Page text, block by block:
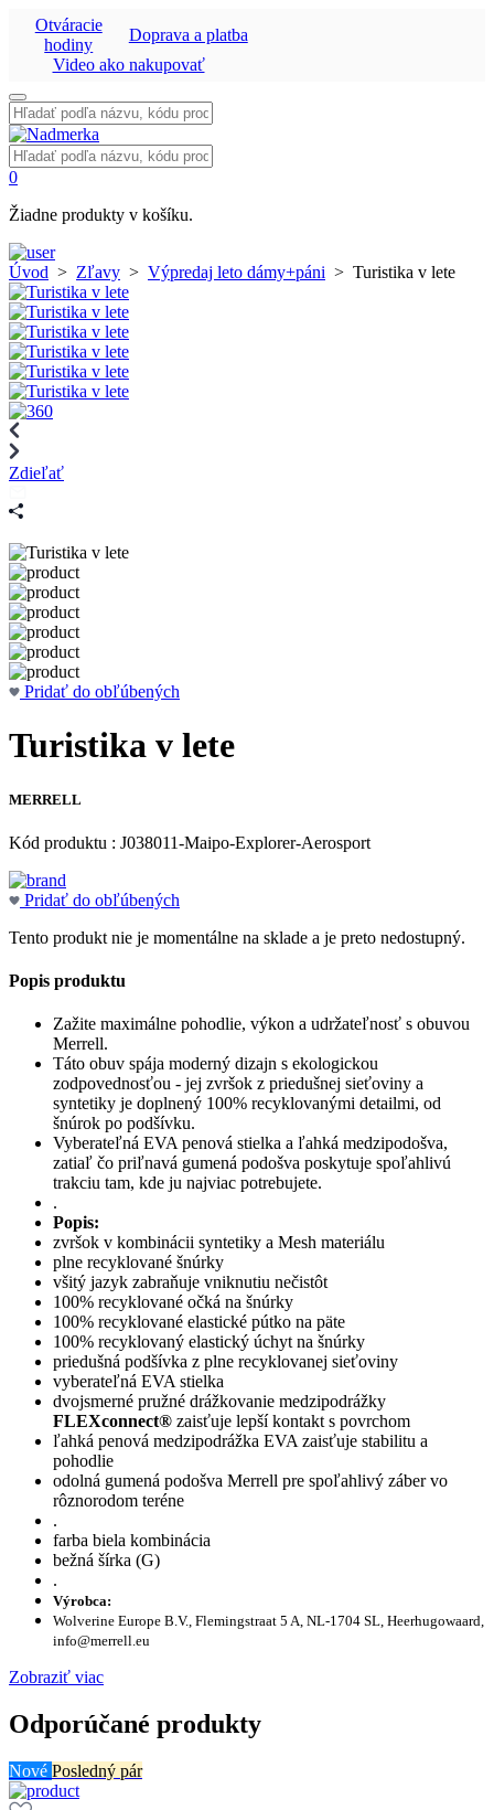
Otváracie
hodiny
Doprava a platba
Video ako nakupovať
Vyhľadať:
Vyhľadať:
0
Žiadne produkty v košíku.
Úvod > Zľavy > Výpredaj leto dámy+páni > Turistika v lete
Zdieľať
Pridať do obľúbených
Turistika v lete
MERRELL
Kód produktu : J038011-Maipo-Explorer-Aerosport
Pridať do obľúbených
Tento produkt nie je momentálne na sklade a je preto nedostupný.
Popis produktu
Zažite maximálne pohodlie, výkon a udržateľnosť s obuvou
Merrell.
Táto obuv spája moderný dizajn s ekologickou
zodpovednosťou - jej zvršok z priedušnej sieťoviny a
syntetiky je doplnený 100% recyklovanými detailmi, od
šnúrok po podšívku.
Vyberateľná EVA penová stielka a ľahká medzipodošva,
zatiaľ čo priľnavá gumená podošva poskytuje spoľahlivú
trakciu tam, kde ju najviac potrebujete.
.
Popis:
zvršok v kombinácii syntetiky a Mesh materiálu
plne recyklované šnúrky
všitý jazyk zabraňuje vniknutiu nečistôt
100% recyklované očká na šnúrky
100% recyklované elastické pútko na päte
100% recyklovaný elastický úchyt na šnúrky
priedušná podšívka z plne recyklovanej sieťoviny
vyberateľná EVA stielka
dvojsmerné pružné drážkovanie medzipodrážky
FLEXconnect® zaisťuje lepší kontakt s povrchom
ľahká penová medzipodrážka EVA zaisťuje stabilitu a
pohodlie
odolná gumená podošva Merrell pre spoľahlivý záber vo
rôznorodom teréne
.
farba biela kombinácia
bežná šírka (G)
.
Výrobca:
Wolverine Europe B.V., Flemingstraat 5 A, NL-1704 SL, Heerhugowaard,
info@merrell.eu
Zobraziť viac
Odporúčané produkty
Nové Posledný pár